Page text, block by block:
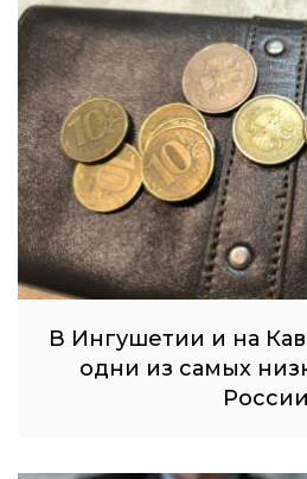
В Ингушетии и на
одни из самых
России